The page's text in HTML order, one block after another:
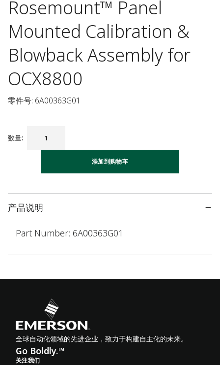
Rosemount™ Panel
Mounted Calibration &
Blowback Assembly for
OCX8800
零件号: 6A00363G01
数量:
添加到购物车
产品说明
Part Number: 6A00363G01
全球自动化领域的先进企业，致力于构建自主化的未来。
Go Boldly.™
关注我们